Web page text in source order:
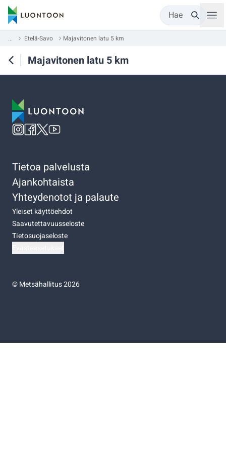
Hae
... Etelä-Savo Majavitonen latu 5 km
Majavitonen latu 5 km
Tietoa palvelusta
Ajankohtaista
Yhteydenotot ja palaute
Yleiset käyttöehdot
Saavutettavuusseloste
Tietosuojaseloste
©Metsähallitus 2026